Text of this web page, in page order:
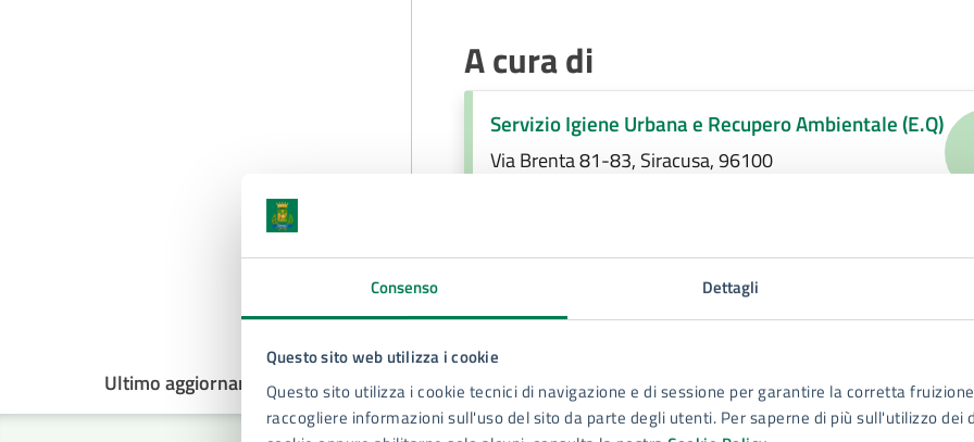
Consenso Dettagli
Questo sito web utilizza i cookie
Questo sito utilizza i cookie tecnici di navigazione e di sessione per garantire la corretta
raccogliere informazioni sull'uso del sito da parte degli utenti. Per saperne di più sull'utilizzo dei
A cura di
Servizio Igiene Urbana e Recupero Ambientale (E.Q)
Via Brenta 81-83, Siracusa, 96100
Ultimo aggiornamento:26/09/2025, 10:35